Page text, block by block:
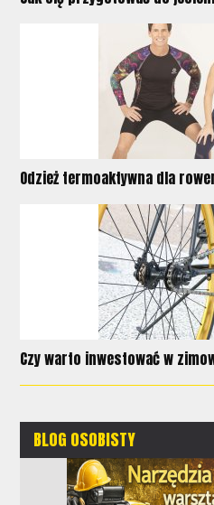
Odzież termoaktywna dla
Czy warto inwestować w
BLOG OSOBISTY